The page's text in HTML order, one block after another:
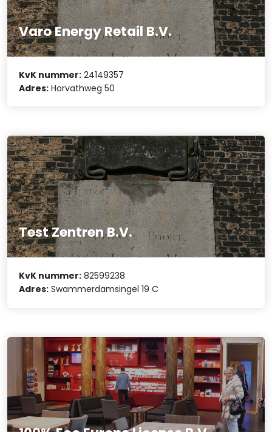
Varo Energy Retail B.V.
KvK nummer: 24149357
Adres: Horvathweg 50
Test Zentren B.V.
KvK nummer: 82599238
Adres: Swammerdamsingel 19 C